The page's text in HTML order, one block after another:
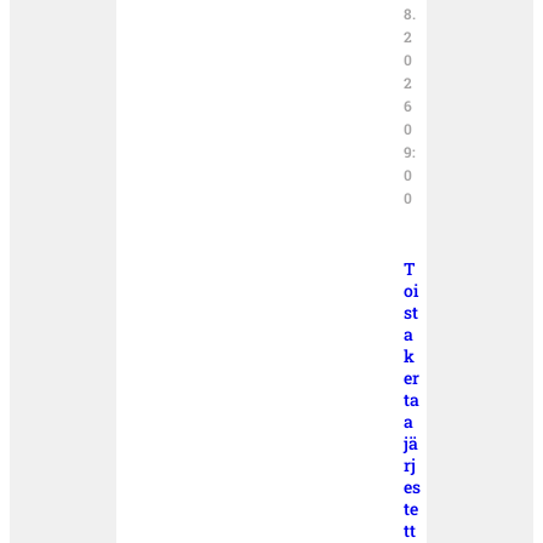
8.
2
0
2
6
0
9:
0
0
T
oi
st
a
k
er
ta
a
jä
rj
es
te
tt